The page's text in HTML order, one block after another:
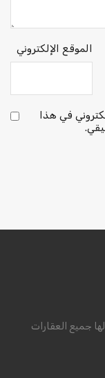
الموقع الإلكتروني
في هذا
جميع العقارات